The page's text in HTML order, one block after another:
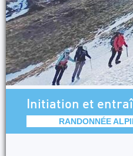
Initiation et
RANDONNÉE